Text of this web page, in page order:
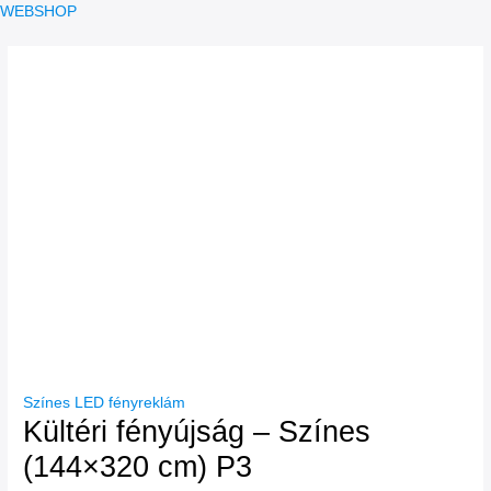
WEBSHOP
Színes LED fényreklám
Kültéri fényújság – Színes
(144×320 cm) P3